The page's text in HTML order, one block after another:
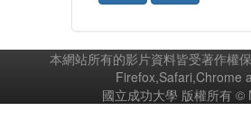
本網站所有的影片資料皆受著作權
Firefox,Safari,Chrome
國立成功大學 版權所有 ©